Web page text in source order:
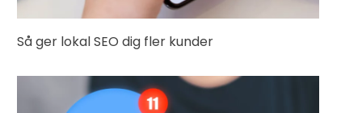
Så ger lokal SEO dig fler kunder